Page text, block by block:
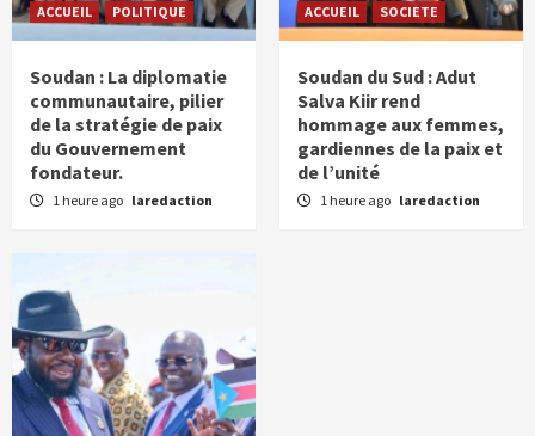
ACCUEIL POLITIQUE
Soudan : La diplomatie
communautaire, pilier
de la stratégie de paix
du Gouvernement
fondateur.
1 heure ago laredaction
ACCUEIL SOCIETE
Soudan du Sud : Adut
Salva Kiir rend
hommage aux femmes,
gardiennes de la paix et
de l’unité
1 heure ago laredaction